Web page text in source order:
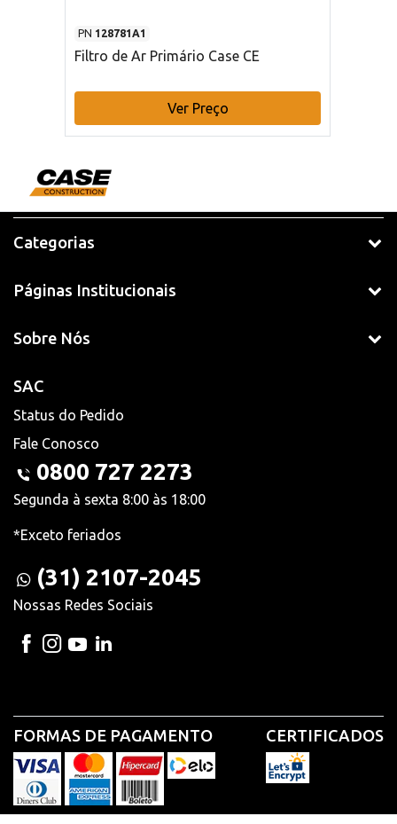
PN 128781A1
Filtro de Ar Primário Case CE
Ver Preço
Categorias
Páginas Institucionais
Sobre Nós
SAC
Status do Pedido
Fale Conosco
0800 727 2273
Segunda à sexta 8:00 às 18:00
*Exceto feriados
(31) 2107-2045
Nossas Redes Sociais
FORMAS DE PAGAMENTO CERTIFICADOS